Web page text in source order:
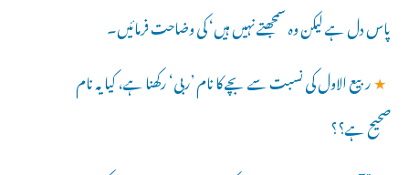
پاس دل ہے لیکن وہ سمجھتے نہیں ہیں‘ کی وضاحت فرمائیں۔
★ربیع الاول کی نسبت سے بچے کا نام ’ربی‘ رکھنا ہے، کیا یہ نام
صحیح ہے؟؟